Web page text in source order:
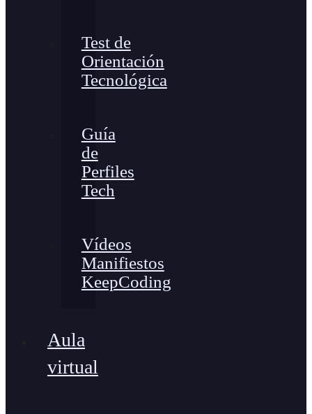
Test de
Orientación
Tecnológica
Guía
de
Perfiles
Tech
Vídeos
Manifiestos
KeepCoding
Aula
virtual